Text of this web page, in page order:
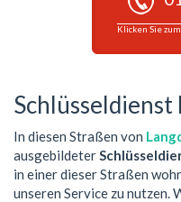
Klicken Sie
Schlüsseldienst
In diesen Straßen von
ausgebildeter
in einer dieser Straßen
unseren Service zu nutzen.